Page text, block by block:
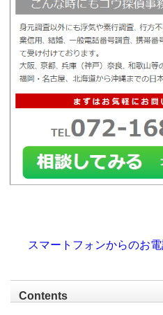
スマートフォンからのお
Contents